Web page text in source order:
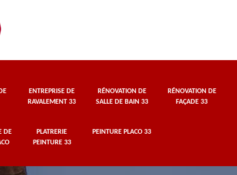
ENTREPRISE DE
RAVALEMENT 33
RÉNOVATION DE
SALLE DE BAIN 33
RÉNOVATION DE
FAÇADE 33
DE
PLATRERIE
PEINTURE 33
PEINTURE PLACO 33